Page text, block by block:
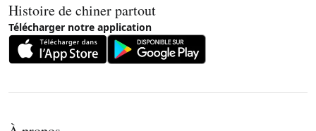
Histoire de chiner partout
Télécharger notre application